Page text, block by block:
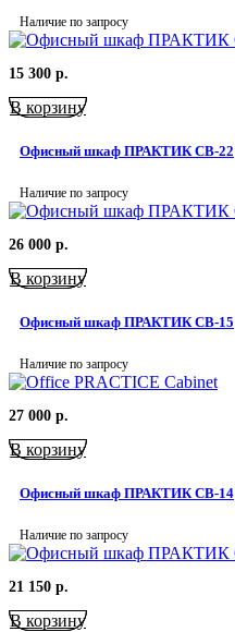
Наличие по запросу
15 300 р.
В корзину
Офисный шкаф ПРАКТИК СВ-22
Наличие по запросу
26 000 р.
В корзину
Офисный шкаф ПРАКТИК СВ-15
Наличие по запросу
27 000 р.
В корзину
Офисный шкаф ПРАКТИК СВ-14
Наличие по запросу
21 150 р.
В корзину